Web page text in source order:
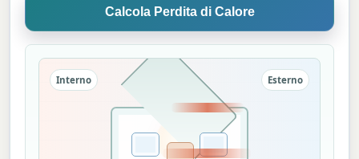
Calcola Perdita di Calore
Interno Esterno